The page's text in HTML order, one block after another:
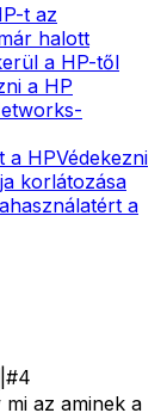
t az
halott
a HP-től
a HP
a HPVédekezni
korlátozása
a
#4
az aminek a